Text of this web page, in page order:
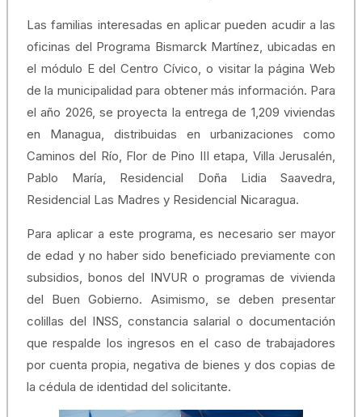
Las familias interesadas en aplicar pueden acudir a las
oficinas del Programa Bismarck Martínez, ubicadas en
el módulo E del Centro Cívico, o visitar la página Web
de la municipalidad para obtener más información. Para
el año 2026, se proyecta la entrega de 1,209 viviendas
en Managua, distribuidas en urbanizaciones como
Caminos del Río, Flor de Pino III etapa, Villa Jerusalén,
Pablo María, Residencial Doña Lidia Saavedra,
Residencial Las Madres y Residencial Nicaragua.
Para aplicar a este programa, es necesario ser mayor
de edad y no haber sido beneficiado previamente con
subsidios, bonos del INVUR o programas de vivienda
del Buen Gobierno. Asimismo, se deben presentar
colillas del INSS, constancia salarial o documentación
que respalde los ingresos en el caso de trabajadores
por cuenta propia, negativa de bienes y dos copias de
la cédula de identidad del solicitante.